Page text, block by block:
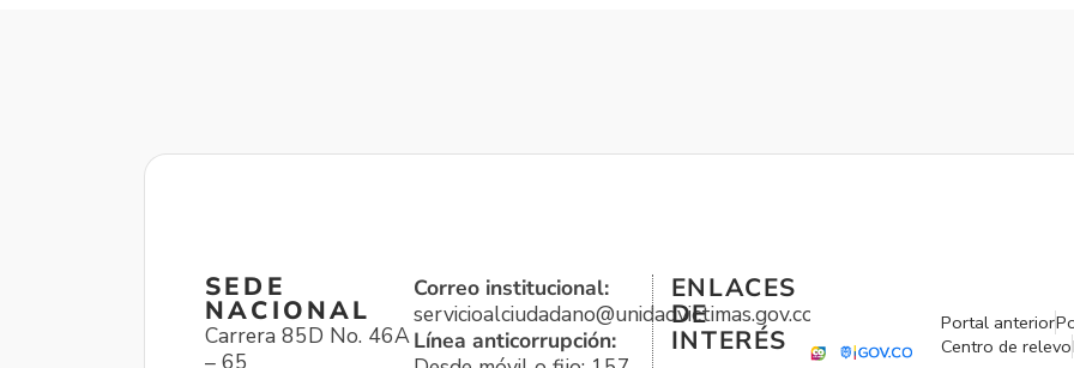
SEDE
NACIONAL
Carrera 85D No. 46A
– 65
Correo institucional:
servicioalciudadano@unidadvictimas.gov.co
Línea anticorrupción:
ENLACES
DE
INTERÉS
Portal anterior
Centro de relevo